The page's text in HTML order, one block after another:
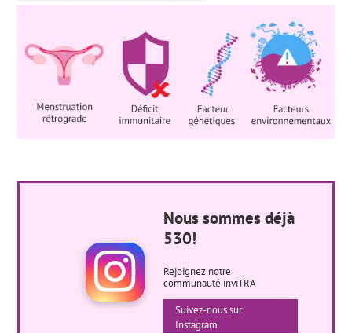
Nous sommes déjà
530!
Rejoignez notre
communauté inviTRA
Suivez-nous sur
Instagram